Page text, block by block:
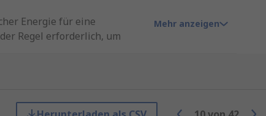
Energie für eine
Regel erforderlich, um
Eingangsversorgung so
Mehr anzeigen